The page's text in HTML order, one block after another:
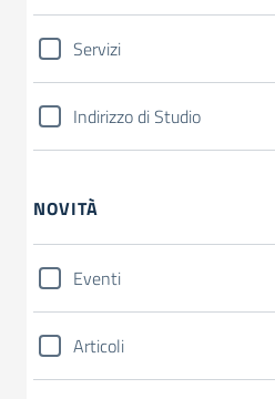
Servizi
Indirizzo di Studio
NOVITÀ
Eventi
Articoli